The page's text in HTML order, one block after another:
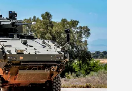
și editor senior,
se în domeniile
și energetic. În prezent, la
„Puterea”, scrie articole de
și dezvăluiri, în special în
Este pasionat de
sport, muzică rock și